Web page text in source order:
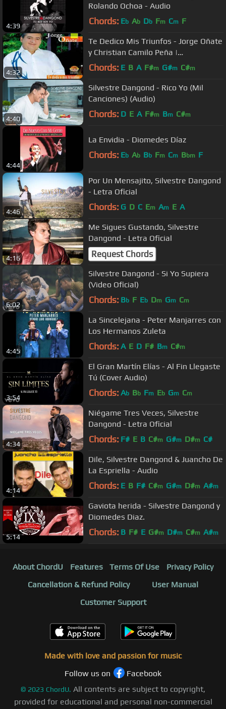
4:39
Rolando Ochoa - Audio
Chords: Eb Ab Db Fm Cm F
4:32
Te Dedico Mis Triunfos - Jorge Oñate
y Christian Camilo Peña |
ColombiaVallenato
Chords: E B A F#m G#m C#m
4:40
Silvestre Dangond - Rico Yo (Mil
Canciones) (Audio)
Chords: D E A F#m Bm C#m
4:44
La Envidia - Diomedes Díaz
Chords: Eb Ab Bb Fm Cm Bbm F
4:46
Por Un Mensajito, Silvestre Dangond
- Letra Oficial
Chords: G D C Em Am E A
4:16
Me Sigues Gustando, Silvestre
Dangond - Letra Oficial
Request Chords
6:02
Silvestre Dangond - Si Yo Supiera
(Video Oficial)
Chords: Bb F Eb Dm Gm Cm
4:45
La Sincelejana - Peter Manjarres con
Los Hermanos Zuleta
Chords: A E D F# Bm C#m
3:54
El Gran Martín Elías - Al Fin Llegaste
Tú (Cover Audio)
Chords: Ab Bb Fm Eb Gm Cm
4:34
Niégame Tres Veces, Silvestre
Dangond - Letra Oficial
Chords: F# E B C#m G#m D#m C#
4:14
Dile, Silvestre Dangond & Juancho De
La Espriella - Audio
Chords: E B F# C#m G#m D#m A#m
5:14
Gaviota herida - Silvestre Dangond y
Diomedes Diaz.
Chords: B F# E G#m D#m C#m A#m
About ChordU Features Terms Of Use
Privacy Policy
Cancellation & Refund Policy
User Manual
Customer Support
Made with love and passion for music
Follow us on
Facebook
© 2023 ChordU. All contents are subject to copyright,
provided for educational and personal non-commercial